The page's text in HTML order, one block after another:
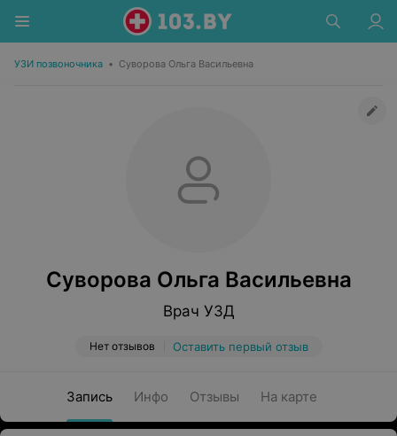
УЗИ позвоночника • Суворова Ольга Васильевна
Суворова Ольга Васильевна
Врач УЗД
Нет отзывов Оставить первый отзыв
Запись Инфо Отзывы На карте